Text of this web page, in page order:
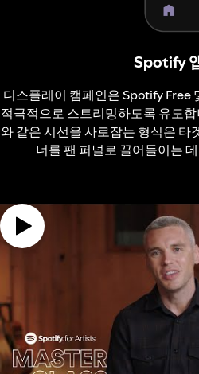
Spotify
디스플레이 캠페인은 Spotify Free
적극적으로 스트리밍하도록 유도
와 같은 시선을 사로잡는 형식은 타
너를 팬 퍼널로 끌어들이는